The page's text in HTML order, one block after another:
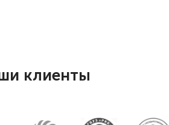
клиенты